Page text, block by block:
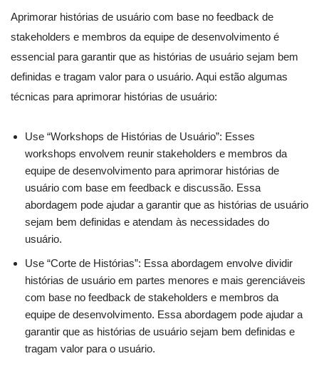
Aprimorar histórias de usuário com base no feedback de
stakeholders e membros da equipe de desenvolvimento é
essencial para garantir que as histórias de usuário sejam bem
definidas e tragam valor para o usuário. Aqui estão algumas
técnicas para aprimorar histórias de usuário:
Use “Workshops de Histórias de Usuário”: Esses
workshops envolvem reunir stakeholders e membros da
equipe de desenvolvimento para aprimorar histórias de
usuário com base em feedback e discussão. Essa
abordagem pode ajudar a garantir que as histórias de usuário
sejam bem definidas e atendam às necessidades do
usuário.
Use “Corte de Histórias”: Essa abordagem envolve dividir
histórias de usuário em partes menores e mais gerenciáveis
com base no feedback de stakeholders e membros da
equipe de desenvolvimento. Essa abordagem pode ajudar a
garantir que as histórias de usuário sejam bem definidas e
tragam valor para o usuário.